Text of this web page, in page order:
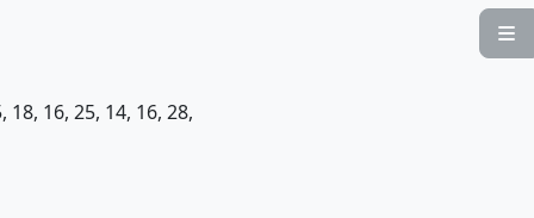

16, 25, 14, 16, 28,